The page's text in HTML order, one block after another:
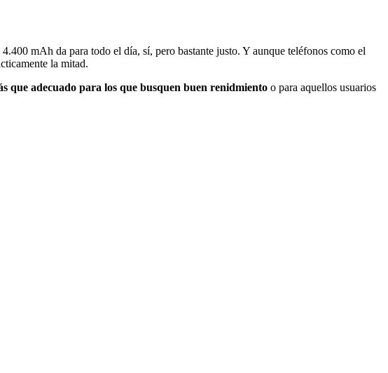
4.400 mAh da para todo el día, sí, pero bastante justo. Y aunque teléfonos como el
la mitad.
que adecuado para los que busquen buen renidmiento o para aquellos usuarios